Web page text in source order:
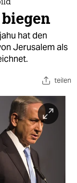
hat den
Jerusalem als
teilen